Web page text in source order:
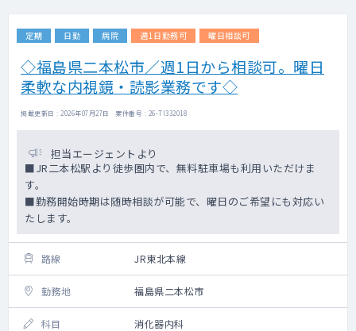
定期 日勤 病院 週1日勤務可 曜日相談可
◇福島県二本松市／週1日から相談可。曜日
柔軟な内視鏡・読影業務です◇
掲載更新日 : 2026年07月27日 案件番号 : 26-TI332018
担当エージェントより
■JR二本松駅より徒歩圏内で、無料駐車場も利用いただけま
す。
■勤務開始時期は随時相談が可能で、曜日のご希望にも対応い
たします。
路線 JR東北本線
勤務地 福島県二本松市
科目 消化器内科